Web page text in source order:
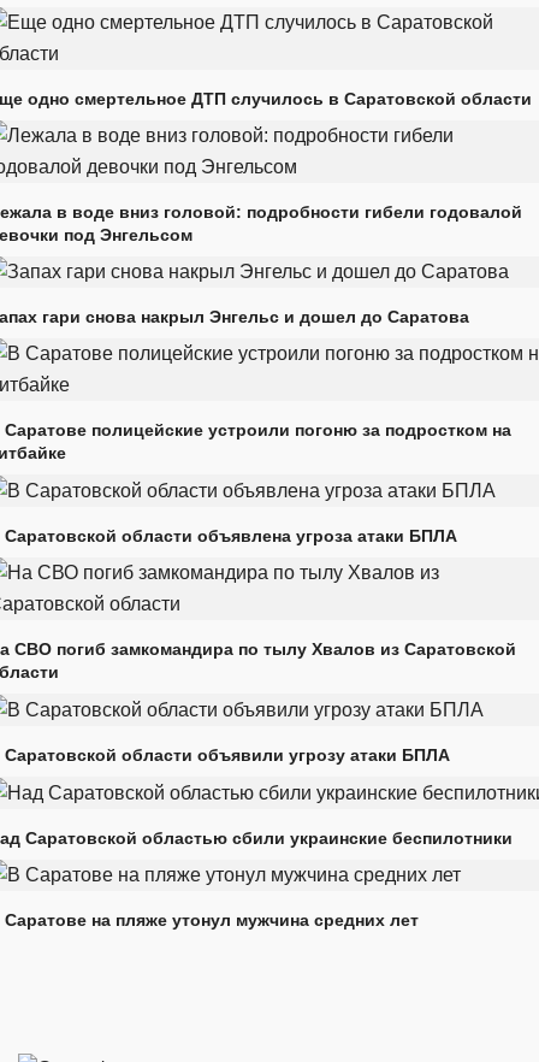
одно смертельное ДТП случилось в Саратовской области
в воде вниз головой: подробности гибели годовалой
под Энгельсом
гари снова накрыл Энгельс и дошел до Саратова
Саратове полицейские устроили погоню за подростком на
Саратовской области объявлена угроза атаки БПЛА
СВО погиб замкомандира по тылу Хвалов из Саратовской
Саратовской области объявили угрозу атаки БПЛА
Саратовской областью сбили украинские беспилотники
Саратове на пляже утонул мужчина средних лет